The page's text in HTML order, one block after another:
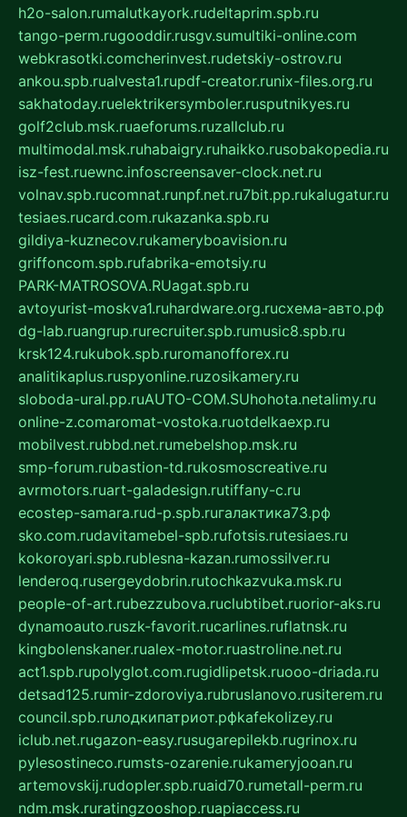
h2o-salon.rumalutkayork.rudeltaprim.spb.ru
tango-perm.rugooddir.rusgv.sumultiki-online.com
webkrasotki.comcherinvest.rudetskiy-ostrov.ru
ankou.spb.rualvesta1.rupdf-creator.runix-files.org.ru
sakhatoday.ruelektrikersymboler.rusputnikyes.ru
golf2club.msk.ruaeforums.ruzallclub.ru
multimodal.msk.ruhabaigry.ruhaikko.rusobakopedia.ru
isz-fest.ruewnc.infoscreensaver-clock.net.ru
volnav.spb.rucomnat.runpf.net.ru7bit.pp.rukalugatur.ru
tesiaes.rucard.com.rukazanka.spb.ru
gildiya-kuznecov.rukameryboavision.ru
griffoncom.spb.rufabrika-emotsiy.ru
PARK-MATROSOVA.RUagat.spb.ru
avtoyurist-moskva1.ruhardware.org.ruсхема-авто.рф
dg-lab.ruangrup.rurecruiter.spb.rumusic8.spb.ru
krsk124.rukubok.spb.ruromanofforex.ru
analitikaplus.ruspyonline.ruzosikamery.ru
sloboda-ural.pp.ruAUTO-COM.SUhohota.netalimy.ru
online-z.comaromat-vostoka.ruotdelkaexp.ru
mobilvest.rubbd.net.rumebelshop.msk.ru
smp-forum.rubastion-td.rukosmoscreative.ru
avrmotors.ruart-galadesign.rutiffany-c.ru
ecostep-samara.rud-p.spb.ruгалактика73.рф
sko.com.rudavitamebel-spb.rufotsis.rutesiaes.ru
kokoroyari.spb.rublesna-kazan.rumossilver.ru
lenderoq.rusergeydobrin.rutochkazvuka.msk.ru
people-of-art.rubezzubova.ruclubtibet.ruorior-aks.ru
dynamoauto.ruszk-favorit.rucarlines.ruflatnsk.ru
kingbolenskaner.rualex-motor.ruastroline.net.ru
act1.spb.rupolyglot.com.rugidlipetsk.ruooo-driada.ru
detsad125.rumir-zdoroviya.rubruslanovo.rusiterem.ru
council.spb.ruлодкипатриот.рфkafekolizey.ru
iclub.net.rugazon-easy.rusugarepilekb.rugrinox.ru
pylesostineco.rumsts-ozarenie.rukameryjooan.ru
artemovskij.rudopler.spb.ruaid70.rumetall-perm.ru
ndm.msk.ruratingzooshop.ruapiaccess.ru